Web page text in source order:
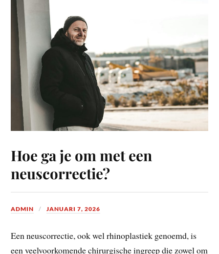
Hoe ga je om met een
neuscorrectie?
ADMIN JANUARI 7, 2026
Een neuscorrectie, ook wel rhinoplastiek genoemd, is
een veelvoorkomende chirurgische ingreep die zowel om